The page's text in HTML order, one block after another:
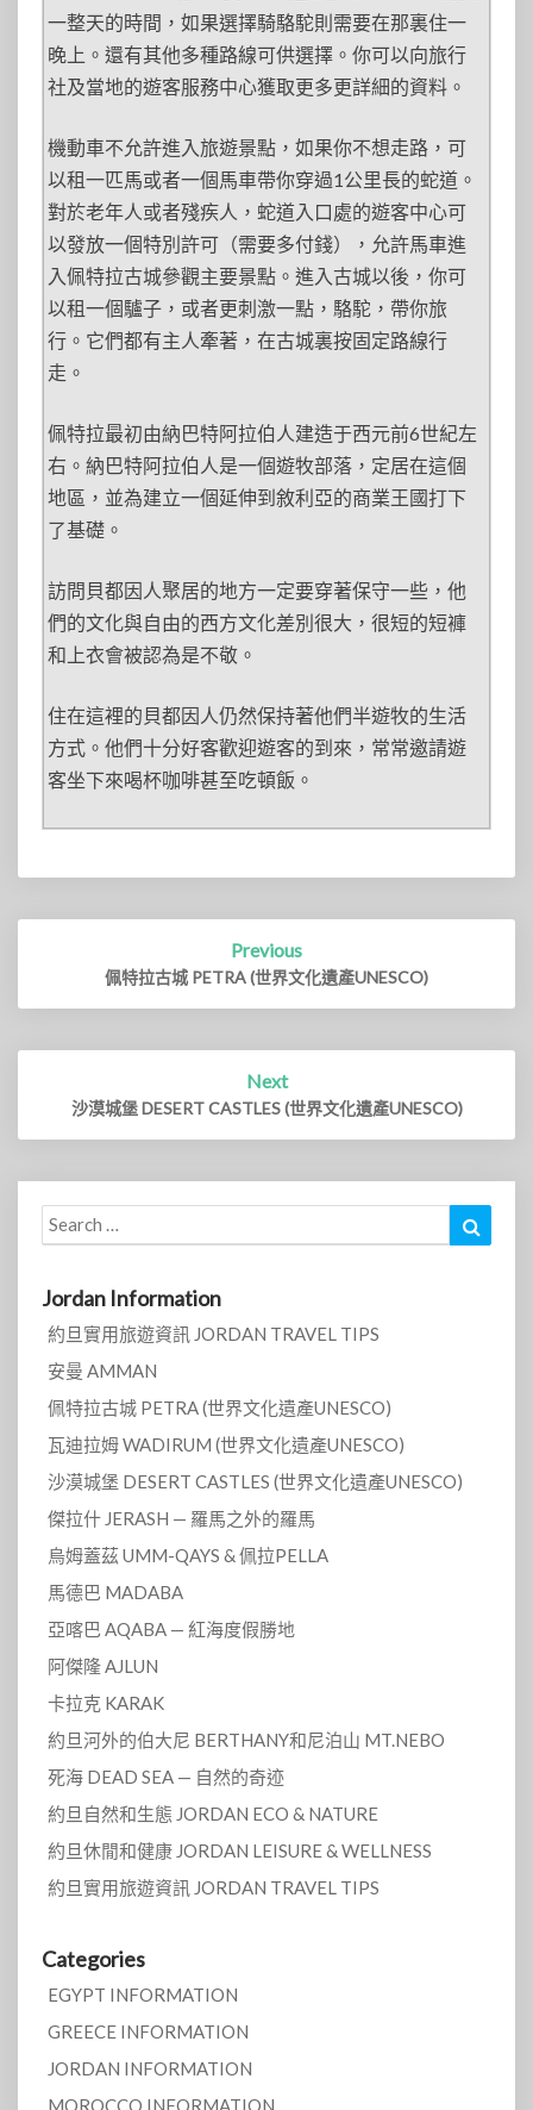
一整天的時間，如果選擇騎駱駝則需要在那裏住一
晚上。還有其他多種路線可供選擇。你可以向旅行
社及當地的遊客服務中心獲取更多更詳細的資料。
機動車不允許進入旅遊景點，如果你不想走路，可
以租一匹馬或者一個馬車帶你穿過1公里長的蛇道。
對於老年人或者殘疾人，蛇道入口處的遊客中心可
以發放一個特別許可（需要多付錢），允許馬車進
入佩特拉古城參觀主要景點。進入古城以後，你可
以租一個驢子，或者更刺激一點，駱駝，帶你旅
行。它們都有主人牽著，在古城裏按固定路線行
走。
佩特拉最初由納巴特阿拉伯人建造于西元前6世紀左
右。納巴特阿拉伯人是一個遊牧部落，定居在這個
地區，並為建立一個延伸到敘利亞的商業王國打下
了基礎。
訪問貝都因人聚居的地方一定要穿著保守一些，他
們的文化與自由的西方文化差別很大，很短的短褲
和上衣會被認為是不敬。
住在這裡的貝都因人仍然保持著他們半遊牧的生活
方式。他們十分好客歡迎遊客的到來，常常邀請遊
客坐下來喝杯咖啡甚至吃頓飯。
Post
Previous
佩特拉古城 PETRA (世界文化遺產UNESCO)
Next
沙漠城堡 DESERT CASTLES (世界文化遺產UNESCO)
Search
for:
Jordan Information
約旦實用旅遊資訊 JORDAN TRAVEL TIPS
安曼 AMMAN
佩特拉古城 PETRA (世界文化遺產UNESCO)
瓦迪拉姆 WADIRUM (世界文化遺產UNESCO)
沙漠城堡 DESERT CASTLES (世界文化遺產UNESCO)
傑拉什 JERASH — 羅馬之外的羅馬
烏姆蓋茲 UMM-QAYS & 佩拉PELLA
馬德巴 MADABA
亞喀巴 AQABA — 紅海度假勝地
阿傑隆 AJLUN
卡拉克 KARAK
約旦河外的伯大尼 BERTHANY和尼泊山 MT.NEBO
死海 DEAD SEA — 自然的奇迹
約旦自然和生態 JORDAN ECO & NATURE
約旦休閒和健康 JORDAN LEISURE & WELLNESS
約旦實用旅遊資訊 JORDAN TRAVEL TIPS
Categories
EGYPT INFORMATION
GREECE INFORMATION
JORDAN INFORMATION
MOROCCO INFORMATION